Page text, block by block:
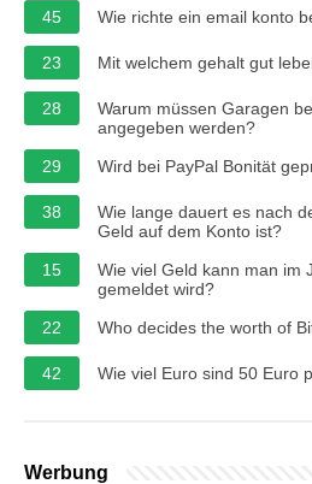
45 Wie richte ein email konto
23 Mit welchem gehalt gut
28
Warum müssen Garagen
angegeben werden?
29
Wird bei PayPal Bonität
38
Wie lange dauert es nach
Geld auf dem Konto ist?
15
Wie viel Geld kann man im
gemeldet wird?
22
Who decides the worth of
42 Wie viel Euro sind 50 Euro
Werbung